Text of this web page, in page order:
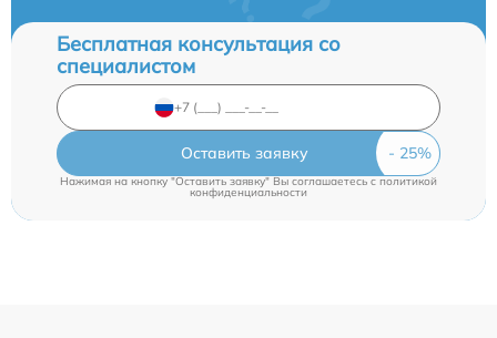
Бесплатная консультация со
специалистом
Оставить заявку
Нажимая на кнопку "Оставить заявку" Вы соглашаетесь cполитикой
конфиденциальности